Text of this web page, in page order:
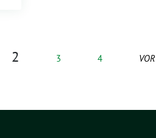
2 3 4 VOR